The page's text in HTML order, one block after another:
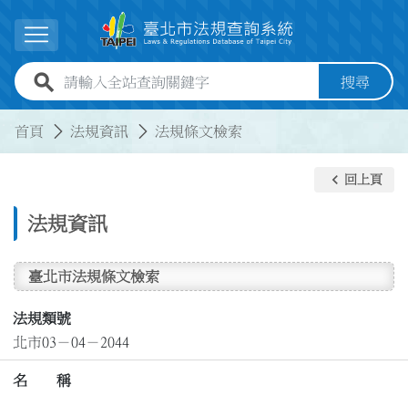
展開選單
全站查詢關鍵字欄位 搜尋
首頁 法規資訊 法規條文檢索
法規資訊
keyboard_arrow_left 回上頁
臺北市法規條文檢索
法規類號
北市03－04－2044
名 稱